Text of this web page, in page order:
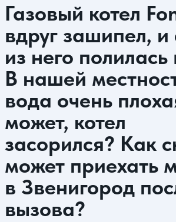
Газовый котел
вдруг зашипел, и
из него полилась
В нашей
вода очень
может, котел
засорился? Как
может приехать
в Звенигород
вызова?